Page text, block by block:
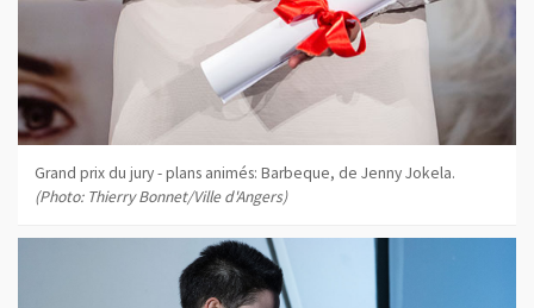
Grand prix du jury - plans animés: Barbeque, de Jenny Jokela.
(Photo: Thierry Bonnet/Ville d'Angers)